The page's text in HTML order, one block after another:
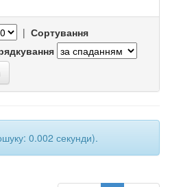
| Сортування
0.002 секунди).